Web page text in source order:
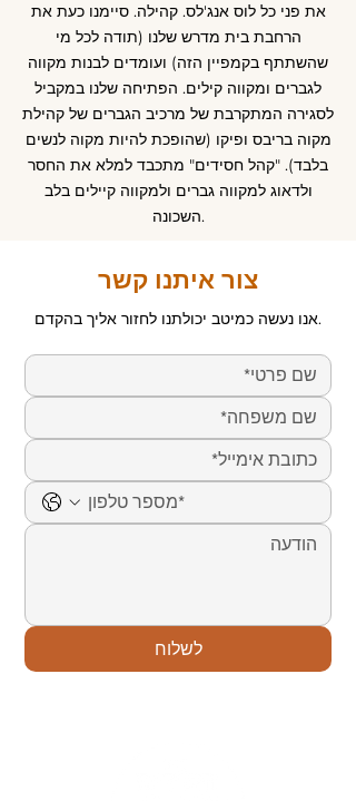
את פני כל לוס אנג'לס. קהילה. סיימנו כעת את
הרחבת בית מדרש שלנו (תודה לכל מי
שהשתתף בקמפיין הזה) ועומדים לבנות מקווה
לגברים ומקווה קילים. הפתיחה שלנו במקביל
לסגירה המתקרבת של מרכיב הגברים של קהילת
מקוה בריבס ופיקו (שהופכת להיות מקוה לנשים
בלבד). "קהל חסידים" מתכבד למלא את החסר
ולדאוג למקווה גברים ולמקווה קיילים בלב
השכונה.
צור איתנו קשר
אנו נעשה כמיטב יכולתנו לחזור אליך בהקדם.
לשלוח